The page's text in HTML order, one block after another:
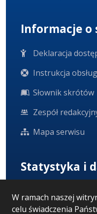
W ramach naszej
celu świadczenia
Informacje o
Deklaracja
Instrukcja
Słownik skrótów
Zespół
Mapa serwisu
Statystyka i
Ostatnio dodane